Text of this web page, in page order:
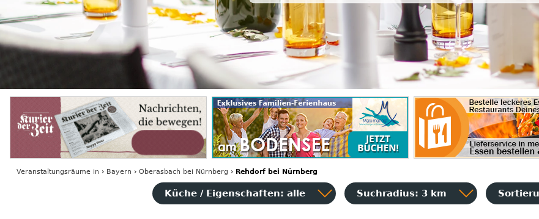
Veranstaltungsräumein › Bayern › Oberasbach bei Nürnberg › Rehdorf bei Nürnberg
Küche / Eigenschaften: alle Suchradius: 3 km